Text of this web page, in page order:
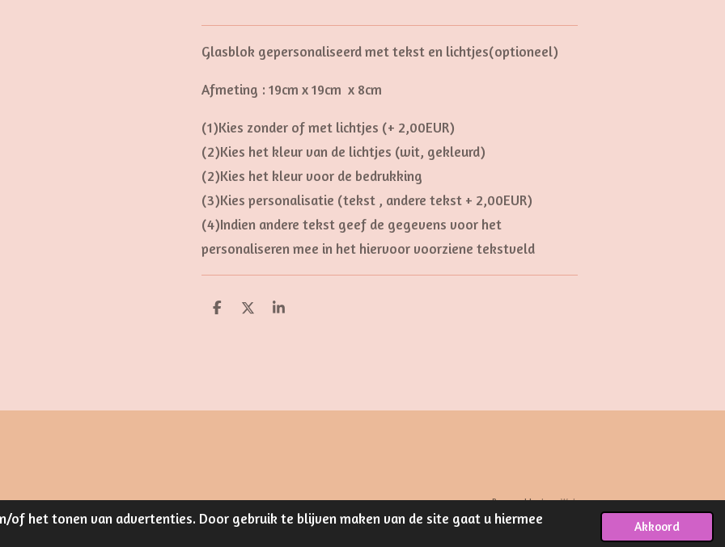
het tonen van advertenties. Door gebruik te blijven maken van de site gaat u hiermee
Akkoord
Glasblok gepersonaliseerd met tekst en lichtjes(optioneel)
Afmeting : 19cm x 19cm x 8cm
(1)Kies zonder of met lichtjes (+ 2,00EUR)
(2)Kies het kleur van de lichtjes (wit, gekleurd)
(2)Kies het kleur voor de bedrukking
(3)Kies personalisatie (tekst , andere tekst + 2,00EUR)
(4)Indien andere tekst geef de gegevens voor het
personaliseren mee in het hiervoor voorziene tekstveld
D
D
S
Powered byJouwWeb